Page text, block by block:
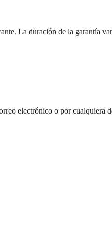
La duración de la garantía
electrónico o por cualquiera